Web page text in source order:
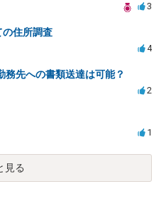
3
の住所調査
4
務先への書類送達は可能？
2
1
見る